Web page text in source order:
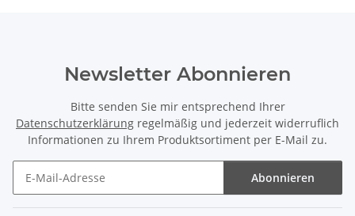
Newsletter Abonnieren
Bitte senden Sie mir entsprechend Ihrer
Datenschutzerklärung regelmäßig und jederzeit widerruflich
Informationen zu Ihrem Produktsortiment per E-Mail zu.
Abonnieren